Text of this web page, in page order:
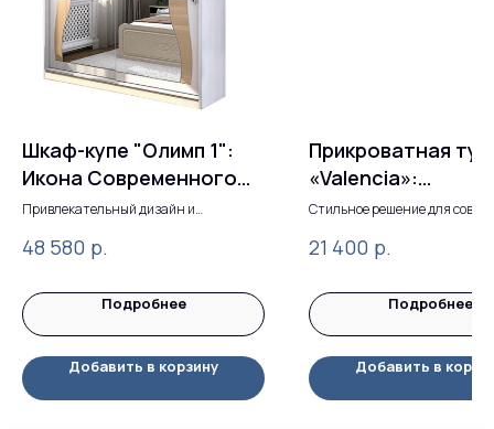
Шкаф-купе "Олимп 1":
Икона Современного
Дизайна
Привлекательный дизайн и
48 580 р.
Подробнее
Добавить в корзину
Прикроватная
«Valencia»:
элегантность и
Стильное решение для
21 400 р.
Подробнее
Добавить в